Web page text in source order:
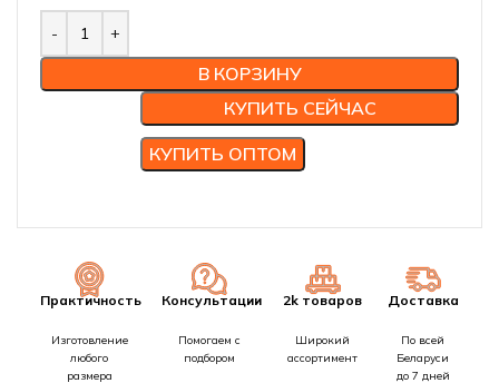
В КОРЗИНУ
КУПИТЬ СЕЙЧАС
КУПИТЬ ОПТОМ
Практичность
Изготовление
любого
размера
Консультации
Помогаем с
подбором
2k товаров
Широкий
ассортимент
Доставка
По всей
Беларуси
до 7 дней